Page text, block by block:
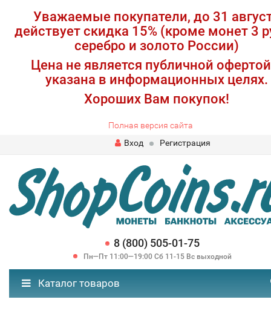
Уважаемые покупатели, до 31
действует скидка 15% (кроме монет 3
серебро и золото России)
Цена не является публичной
указана в информационных целях.
Хороших Вам покупок!
Полная версия сайта
Вход
Регистрация
8 (800) 505-01-75
Пн—Пт 11:00—19:00 Сб 11-15 Вс выходной
Каталог товаров